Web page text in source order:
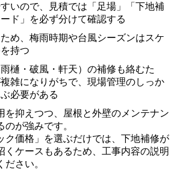
いので、見積では「足場」「下地補
ド」を必ず分けて確認する
め、梅雨時期や台風シーズンはスケ
持つ
樋・破風・軒天）の補修も絡むた
雑になりがちで、現場管理のしっか
必要がある
を抑えつつ、屋根と外壁のメンテナン
が強みです。
ク価格」を選ぶだけでは、下地補修が
くケースもあるため、工事内容の説明
さい。